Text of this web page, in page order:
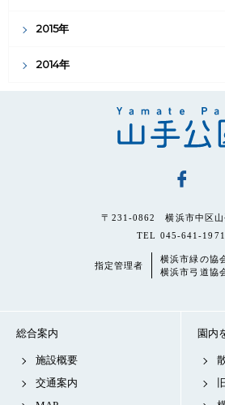
2015年
2014年
〒231-0862 横浜市中区山
TEL 045-641-1971
指定管理者
横浜市緑の協
横浜市弓道協
総合案内
施設概要
交通案内
園内